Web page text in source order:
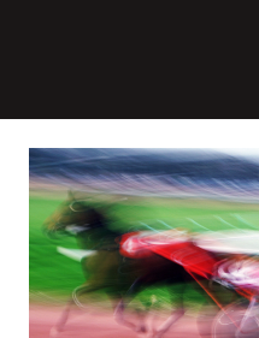
r
i
n
c
i
p
a